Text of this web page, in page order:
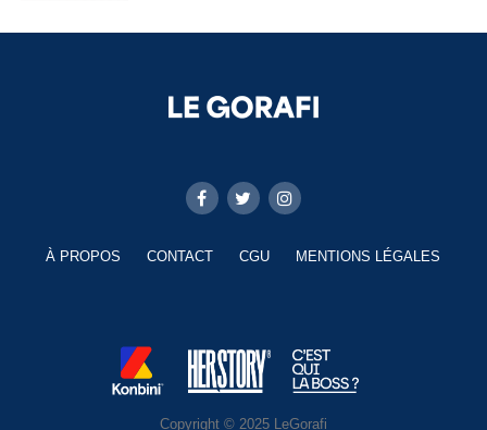
À PROPOS CONTACT CGU MENTIONS LÉGALES
Copyright © 2025 LeGorafi